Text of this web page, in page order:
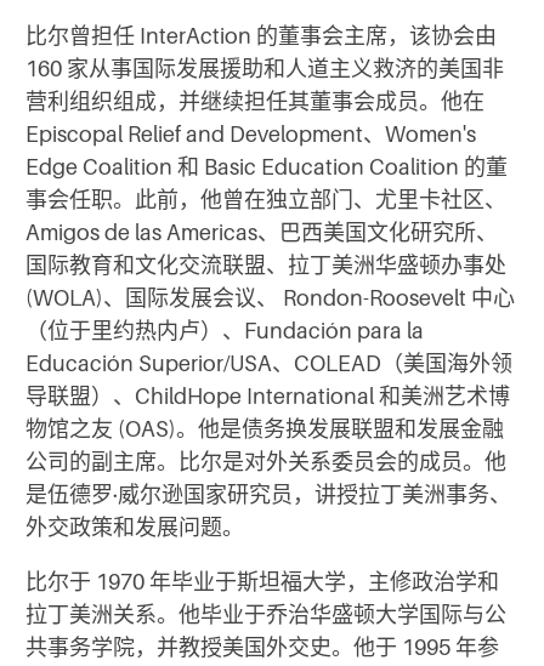
比尔曾担任 InterAction 的董事会主席，该协会由
160 家从事国际发展援助和人道主义救济的美国非
营利组织组成，并继续担任其董事会成员。他在
Episcopal Relief and Development、Women's
Edge Coalition 和 Basic Education Coalition 的董
事会任职。此前，他曾在独立部门、尤里卡社区、
Amigos de las Americas、巴西美国文化研究所、
国际教育和文化交流联盟、拉丁美洲华盛顿办事处
(WOLA)、国际发展会议、 Rondon-Roosevelt 中心
（位于里约热内卢）、Fundación para la
Educación Superior/USA、COLEAD（美国海外领
导联盟）、ChildHope International 和美洲艺术博
物馆之友 (OAS)。他是债务换发展联盟和发展金融
公司的副主席。比尔是对外关系委员会的成员。他
是伍德罗·威尔逊国家研究员，讲授拉丁美洲事务、
外交政策和发展问题。
比尔于 1970 年毕业于斯坦福大学，主修政治学和
拉丁美洲关系。他毕业于乔治华盛顿大学国际与公
共事务学院，并教授美国外交史。他于 1995 年参